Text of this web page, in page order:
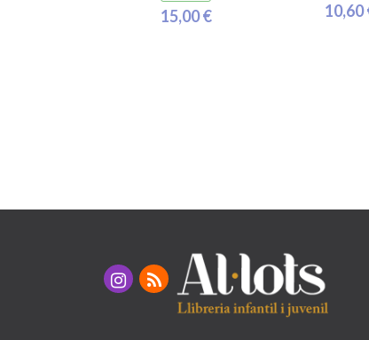
15,00 € 10,60